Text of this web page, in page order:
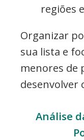
regiões
Organizar
sua lista e
menores de
desenvolver
Análise